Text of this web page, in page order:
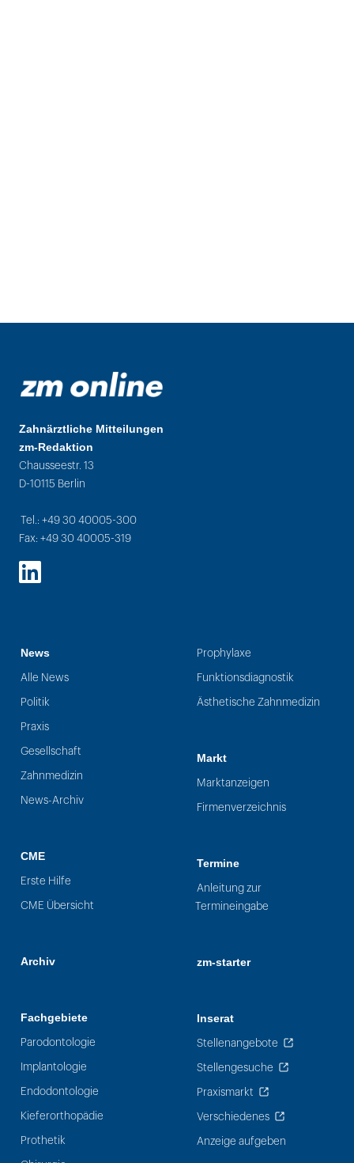
Zahnärztliche Mitteilungen
zm-Redaktion
Chausseestr. 13
D-10115 Berlin
Tel.: +49 30 40005-300
Fax: +49 30 40005-319
LinkedIn
News
Alle News
Politik
Praxis
Gesellschaft
Zahnmedizin
News-Archiv
CME
Erste Hilfe
CME Übersicht
Archiv
Fachgebiete
Parodontologie
Implantologie
Endodontologie
Kieferorthopädie
Prothetik
Prophylaxe
Funktionsdiagnostik
Ästhetische Zahnmedizin
Markt
Marktanzeigen
Firmenverzeichnis
Termine
Anleitung zur
Termineingabe
zm-starter
Inserat
Stellenangebote
Stellengesuche
Praxismarkt
Verschiedenes
Anzeige aufgeben